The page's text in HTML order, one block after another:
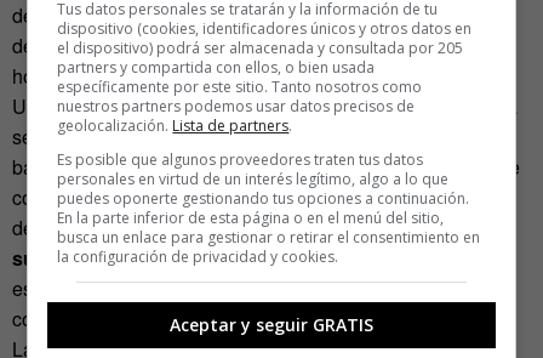
del trabajo, las que se mantienen con personas
desconocidas y otros berenjenales, uno pretende que el
hogar se convierta en una burbuja.
Uno observa que tomar al vecino como potencial problema
se da más en los edificios con varias plantas que en los
barrios con casas individuales o en los pueblos. La idea de
compartir zonas comunes da lugar a molestias,
desasosiego, desconfianza… Sololas madres jóvenes y
sus hijos que pasan las tardes en el patio
escapar a la idea de que el vecino es una criatura a mirar
con recelo.
La idea de bajar y subir escaleras para quemar calorías no
Tus datos personales se tratarán y la información de tu
dispositivo (cookies, identificadores únicos y otros datos en
el dispositivo) podrá ser almacenada y consultada por 205
partners y compartida con ellos, o bien usada
específicamente por este sitio. Tanto nosotros como
nuestros partners podemos usar datos precisos de
geolocalización. Lista de partners.
Es posible que algunos proveedores traten tus datos
personales en virtud de un interés legítimo, algo a lo que
puedes oponerte gestionando tus opciones a continuación.
En la parte inferior de esta página o en el menú del sitio,
busca un enlace para gestionar o retirar el consentimiento en
la configuración de privacidad y cookies.
Aceptar y seguir GRATIS